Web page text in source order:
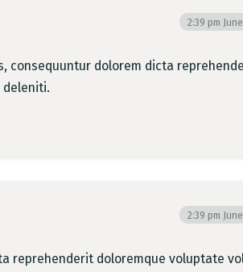
2:39 pm
consequuntur dolorem dicta
deleniti.
2:39 pm
reprehenderit doloremque voluptate